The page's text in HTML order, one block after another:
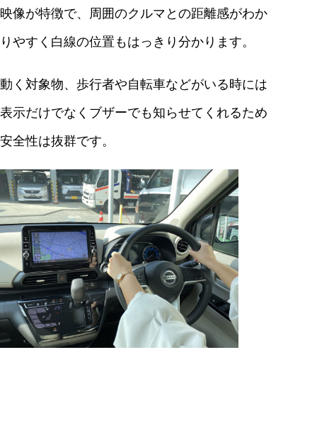
映像が特徴で、周囲のクルマとの距離感がわか
りやすく白線の位置もはっきり分かります。
動く対象物、歩行者や自転車などがいる時には
表示だけでなくブザーでも知らせてくれるため
安全性は抜群です。